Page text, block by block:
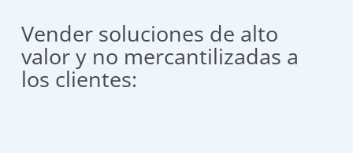
Vender soluciones de alto
valor y no mercantilizadas a
los clientes: